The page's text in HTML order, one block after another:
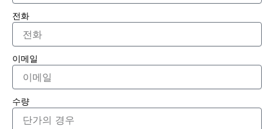
전화
이메일
수량